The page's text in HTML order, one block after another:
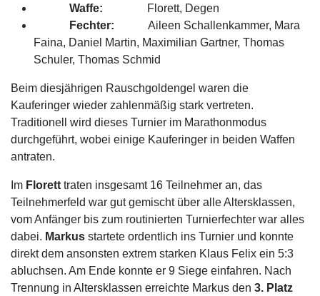
Waffe:
Florett, Degen
Fechter:
Aileen Schallenkammer, Mara
Faina, Daniel Martin, Maximilian Gartner, Thomas
Schuler, Thomas Schmid
Beim diesjährigen Rauschgoldengel waren die
Kauferinger wieder zahlenmäßig stark vertreten.
Traditionell wird dieses Turnier im Marathonmodus
durchgeführt, wobei einige Kauferinger in beiden Waffen
antraten.
Im Florett traten insgesamt 16 Teilnehmer an, das
Teilnehmerfeld war gut gemischt über alle Altersklassen,
vom Anfänger bis zum routinierten Turnierfechter war alles
dabei. Markus startete ordentlich ins Turnier und konnte
direkt dem ansonsten extrem starken Klaus Felix ein 5:3
abluchsen. Am Ende konnte er 9 Siege einfahren. Nach
Trennung in Altersklassen erreichte Markus den 3. Platz